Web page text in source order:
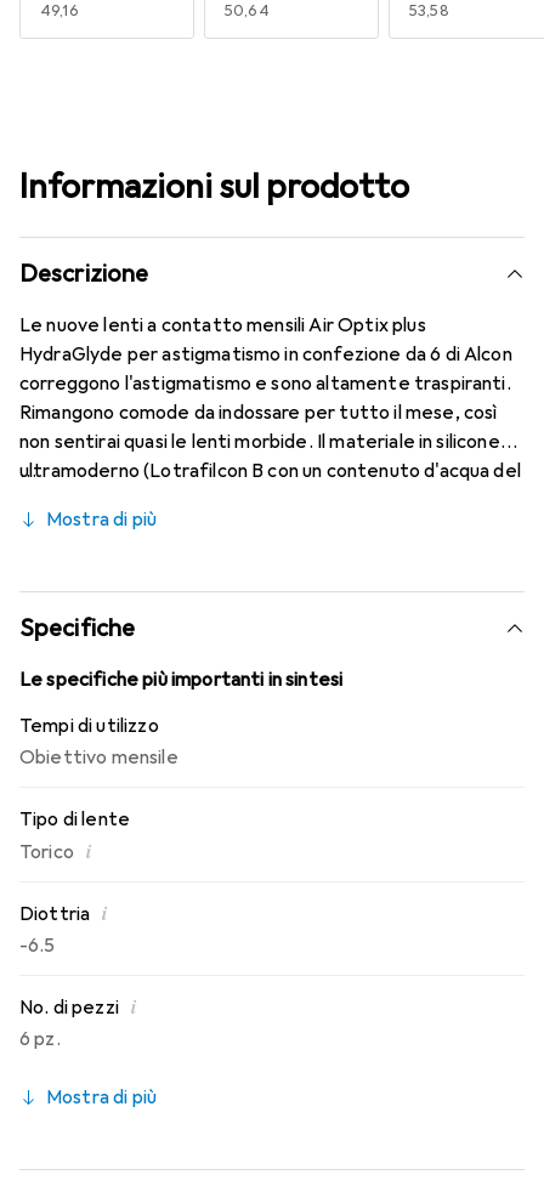
EUR
49,16 EUR
50,64 EUR
53,58
Informazioni sul prodotto
Descrizione
Le nuove lenti a contatto mensili Air Optix plus
HydraGlyde per astigmatismo in confezione da 6 di Alcon
correggono l'astigmatismo e sono altamente traspiranti.
Rimangono comode da indossare per tutto il mese, così
non sentirai quasi le lenti morbide. Il materiale in silicone
ultramoderno (Lotrafilcon B con un contenuto d'acqua del
Moisture Matrix e la conosciuta tecnologia SmartShield,
conosci. Comfort e assenza di fastidi per tutto il giorno
con le lenti mensili.
Mostra di più
Specifiche
Le specifiche più importanti in sintesi
Tempi di utilizzo
Obiettivo mensile
Tipo di lente
Torico i
Diottria i
-6.5
No. di pezzi i
6 pz.
Mostra di più